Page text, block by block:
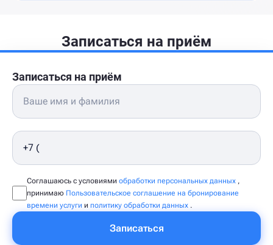
Записаться на приём
Записаться на приём
Соглашаюсь с условиями обработки персональных данных ,
принимаю Пользовательское соглашение на бронирование
времени услуги и политику обработки данных .
Записаться